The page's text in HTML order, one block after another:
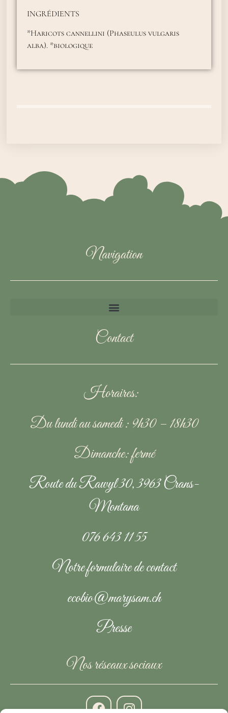
INGRÉDIENTS
*Haricots cannellini (Phaseulus vulgaris
alba). *biologique
Navigation
Contact
Horaires:
Du lundi au samedi : 9h30 – 18h30
Dimanche: fermé
Route du Rawyl 30, 3963 Crans-
Montana
076 643 11 55
Notre formulaire de contact
ecobio@marysam.ch
Presse
Nos réseaux sociaux